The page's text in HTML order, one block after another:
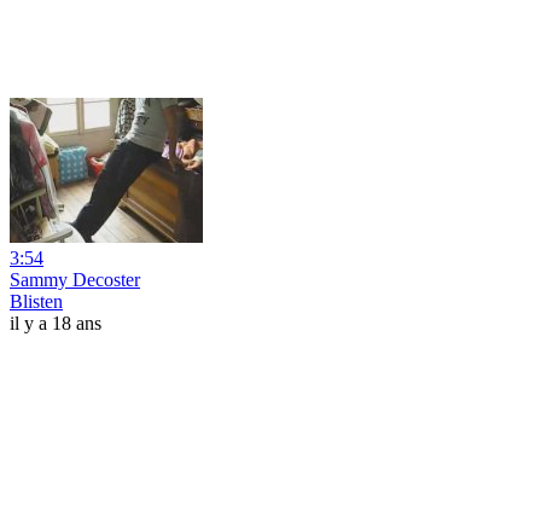
3:54
Sammy Decoster
Blisten
il y a 18 ans